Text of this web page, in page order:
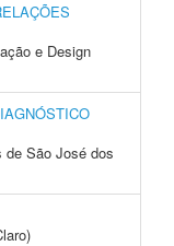
e Design
de São José dos